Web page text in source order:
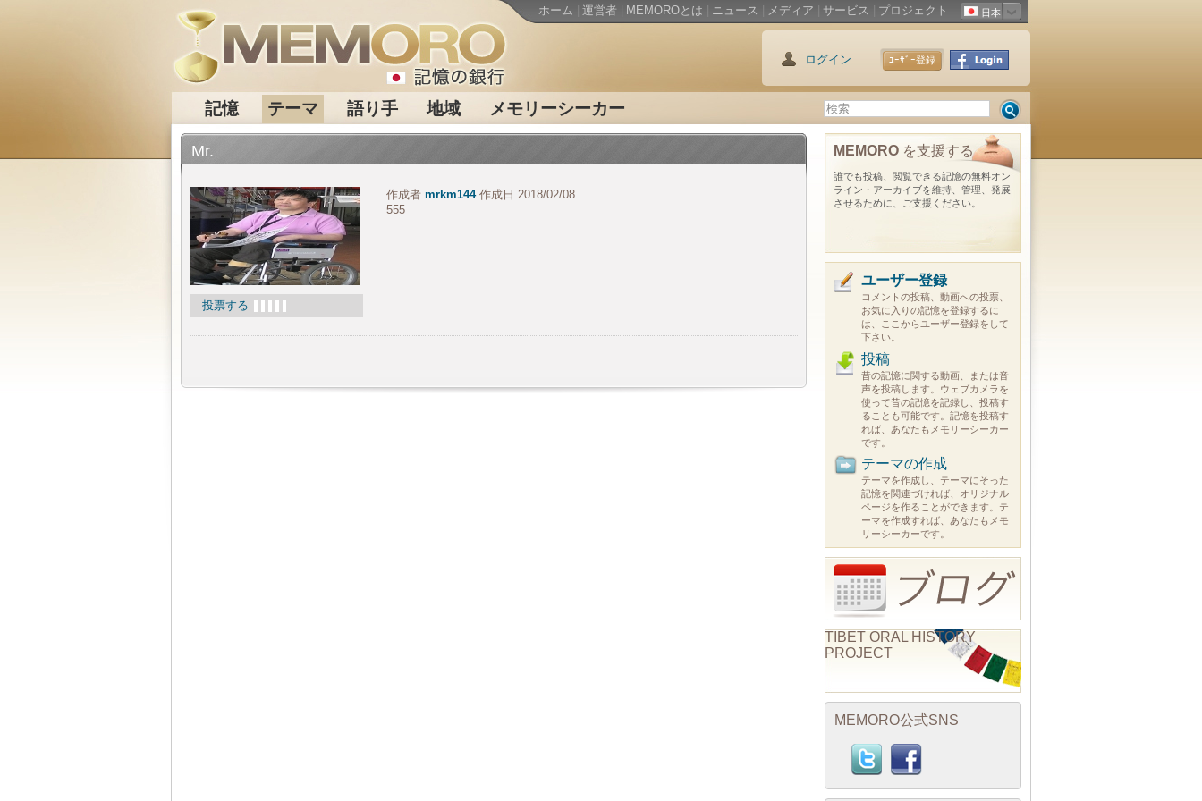
記憶 テーマ 語り手 地域 メモリーシーカー
ホーム 運営者 MEMOROとは ニュース メディア サービス プロジェクト 日本
ログイン ﾕｰｻﾞｰ登録
Mr.
投票する
作成者 mrkm144作成日 2018/02/08
555
MEMORO を支援する
誰でも投稿、閲覧できる記憶の無料オン
ライン・アーカイブを維持、管理、発展
させるために、ご支援ください。
ユーザー登録
コメントの投稿、動画への投票、
お気に入りの記憶を登録するに
は、ここからユーザー登録をして
下さい。
投稿
昔の記憶に関する動画、または音
声を投稿します。ウェブカメラを
使って昔の記憶を記録し、投稿す
ることも可能です。記憶を投稿す
れば、あなたもメモリーシーカー
です。
テーマの作成
テーマを作成し、テーマにそった
記憶を関連づければ、オリジナル
ページを作ることができます。テ
ーマを作成すれば、あなたもメモ
リーシーカーです。
TIBET ORAL HISTORY
PROJECT
MEMORO公式SNS